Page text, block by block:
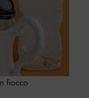
fiocco